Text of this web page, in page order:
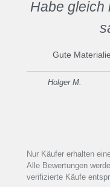
Habe gleich
Gute
Holger M.
Nur Käufer erhalten
Alle Bewertungen
verifizierte Käufe